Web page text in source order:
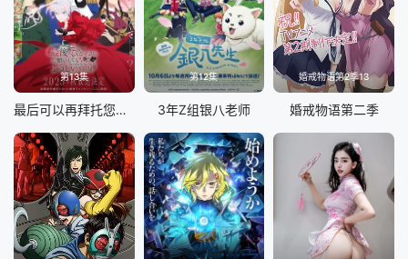
第13集
最后可以再拜托您一件事吗
第12集
3年Z组银八老师
婚戒物语第2季13
婚戒物语第二季